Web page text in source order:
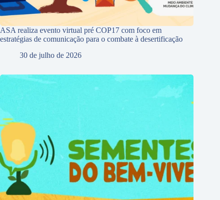
ASA realiza evento virtual pré COP17 com foco em
estratégias de comunicação para o combate à desertificação
30 de julho de 2026